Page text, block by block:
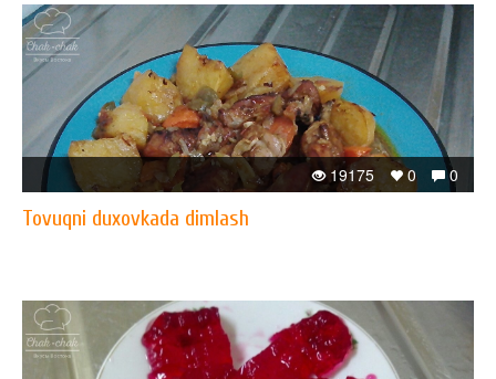
0
0
19175
Tovuqni duxovkada dimlash